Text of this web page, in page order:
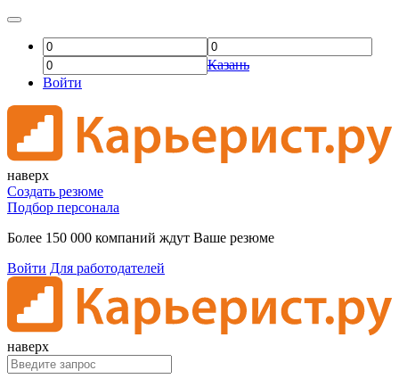
Казань
Войти
наверх
Создать резюме
Подбор персонала
Более 150 000 компаний ждут Ваше резюме
Войти Для работодателей
наверх